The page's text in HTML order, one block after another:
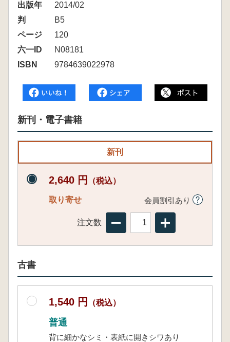
出版年
2014/02
判
B5
ページ
120
六一ID
N08181
ISBN
9784639022978
新刊・電子書籍
新刊
2,640 円 （税込）
取り寄せ 会員割引あり
注文数
古書
1,540 円 （税込）
普通
背に細かなシミ・表紙に開きシワあり